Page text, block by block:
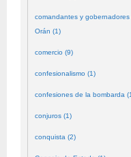
comandantes y gobernadores
Orán (1)
comercio (9)
confesionalismo (1)
confesiones de la bombarda
conjuros (1)
conquista (2)